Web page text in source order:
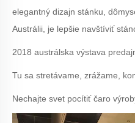
elegantný dizajn stánku,
Austrálii, je lepšie navštíviť
2018 austrálska výstava
Tu sa stretávame, zrážame,
Nechajte svet pocítiť čaro